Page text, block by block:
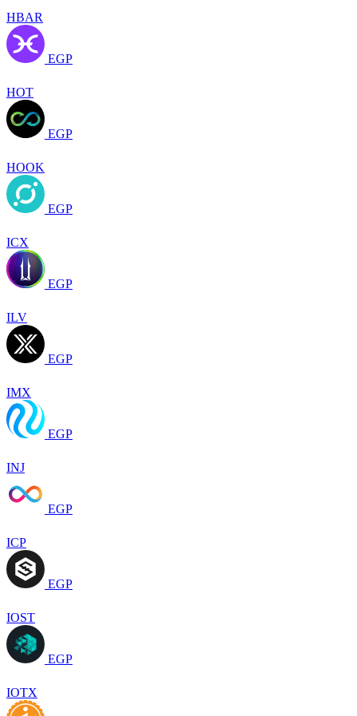
HBAR
EGP
HOT
EGP
HOOK
EGP
ICX
EGP
ILV
EGP
IMX
EGP
INJ
EGP
ICP
EGP
IOST
EGP
IOTX